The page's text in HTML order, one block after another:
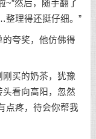
~”然后，随手翻了
理得还挺仔细。”
夸奖，他仿佛得
买的奶茶，犹豫
看向高阳，忽然
点疼，待会你帮我